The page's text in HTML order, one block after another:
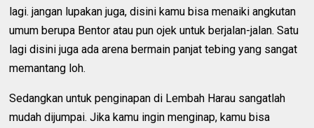
lagi. jangan lupakan juga, disini kamu bisa menaiki angkutan
umum berupa Bentor atau pun ojek untuk berjalan-jalan. Satu
lagi disini juga ada arena bermain panjat tebing yang sangat
memantang loh.
Sedangkan untuk penginapan di Lembah Harau sangatlah
mudah dijumpai. Jika kamu ingin menginap, kamu bisa